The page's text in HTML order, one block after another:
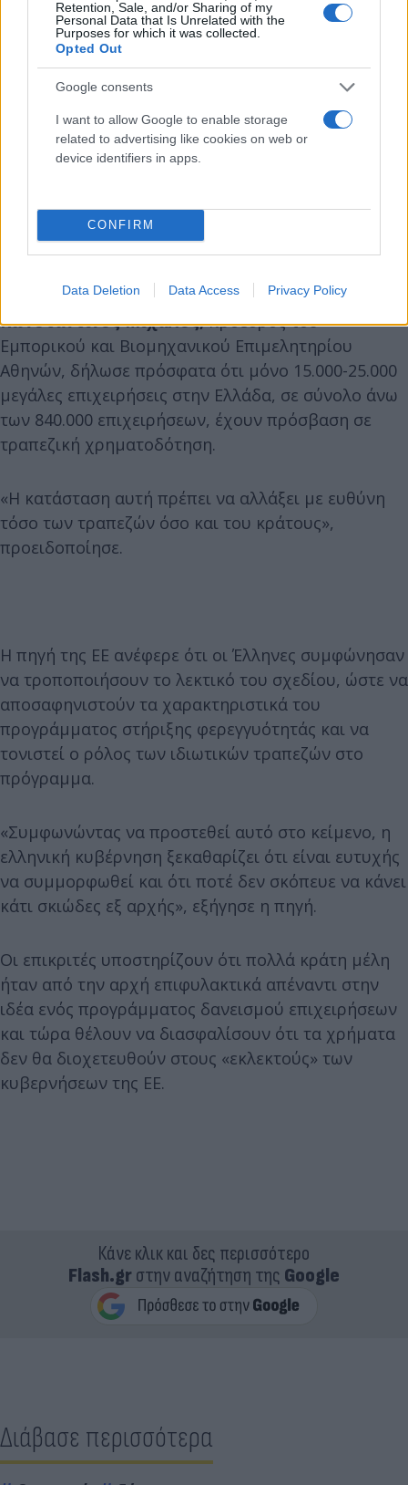
Retention, Sale, and/or Sharing of my
Personal Data that Is Unrelated with the
Purposes for which it was collected.
Opted Out
Google consents
I want to allow Google to enable storage
related to advertising like cookies on web or
device identifiers in apps.
CONFIRM
Data Deletion Data Access Privacy Policy
σε επενδύσεις υψηλού κινδύνου σε τομείς και
μικρομεσαίες επιχειρήσεις που υπέστησαν σοβαρό
πλήγμα κατά τη διάρκεια της πανδημίας.
Αντιδράσεις για τον αποκλεισμό των ΜμΕ από
Η συζήτηση σχετικά με τον δανεισμό των
επιχειρήσεις είναι ένα μακροχρόνιο ζήτημα. Ο
Κωνσταντίνος Μίχαλος,πρόεδρος του
Εμπορικού και Βιομηχανικού Επιμελητηρίου
Αθηνών, δήλωσε πρόσφατα ότι μόνο 15.000-25.000
μεγάλες επιχειρήσεις στην Ελλάδα, σε σύνολο άνω
των 840.000 επιχειρήσεων, έχουν πρόσβαση σε
τραπεζική χρηματοδότηση.
«Η κατάσταση αυτή πρέπει να αλλάξει με ευθύνη
τόσο των τραπεζών όσο και του κράτους»,
προειδοποίησε.
Η πηγή της ΕΕ ανέφερε ότι οι Έλληνες συμφώνησαν
να τροποποιήσουν το λεκτικό του σχεδίου, ώστε να
αποσαφηνιστούν τα χαρακτηριστικά του
προγράμματος στήριξης φερεγγυότητάς και να
τονιστεί ο ρόλος των ιδιωτικών τραπεζών στο
πρόγραμμα.
«Συμφωνώντας να προστεθεί αυτό στο κείμενο, η
ελληνική κυβέρνηση ξεκαθαρίζει ότι είναι ευτυχής
να συμμορφωθεί και ότι ποτέ δεν σκόπευε να κάνει
κάτι σκιώδες εξ αρχής», εξήγησε η πηγή.
Οι επικριτές υποστηρίζουν ότι πολλά κράτη μέλη
ήταν από την αρχή επιφυλακτικά απέναντι στην
ιδέα ενός προγράμματος δανεισμού επιχειρήσεων
και τώρα θέλουν να διασφαλίσουν ότι τα χρήματα
δεν θα διοχετευθούν στους «εκλεκτούς» των
κυβερνήσεων της ΕΕ.
Κάνε κλικ και δες περισσότερο
Flash.grστην αναζήτηση της Google
Διάβασε περισσότερα